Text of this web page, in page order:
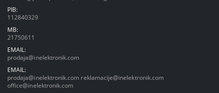
PIB:
112840329
MB:
21750611
EMAIL:
prodaja@inelektronik.com
EMAIL:
prodaja@inelektronik.com reklamacije@inelektronik.com
office@inelektronik.com